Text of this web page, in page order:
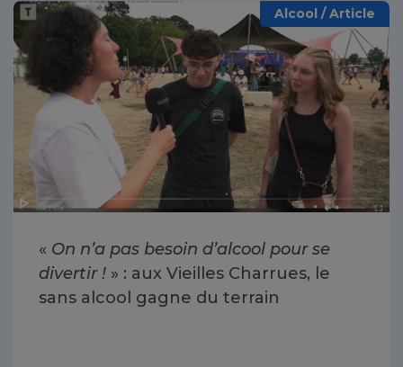
Alcool / Article
« On n’a pas besoin d’alcool pour se
divertir ! » : aux Vieilles Charrues, le
sans alcool gagne du terrain